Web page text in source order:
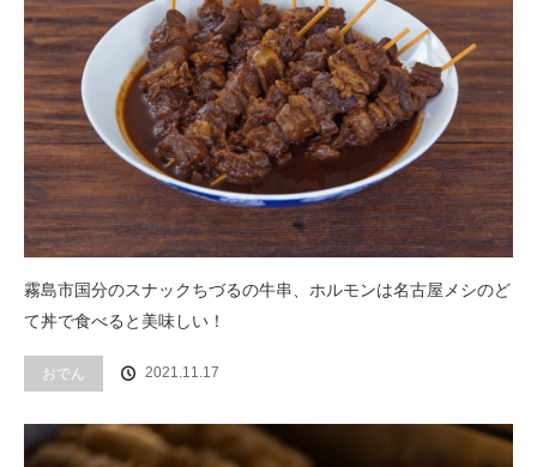
霧島市国分のスナックちづるの牛串、ホルモンは名古屋メシのど
て丼で食べると美味しい！
おでん 2021.11.17